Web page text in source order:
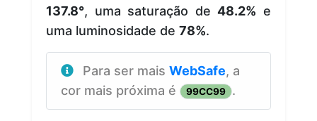
137.8°, uma saturação de48.2% e
uma luminosidade de 78%.
Para ser mais WebSafe, a
cor mais próxima é
99CC99 .